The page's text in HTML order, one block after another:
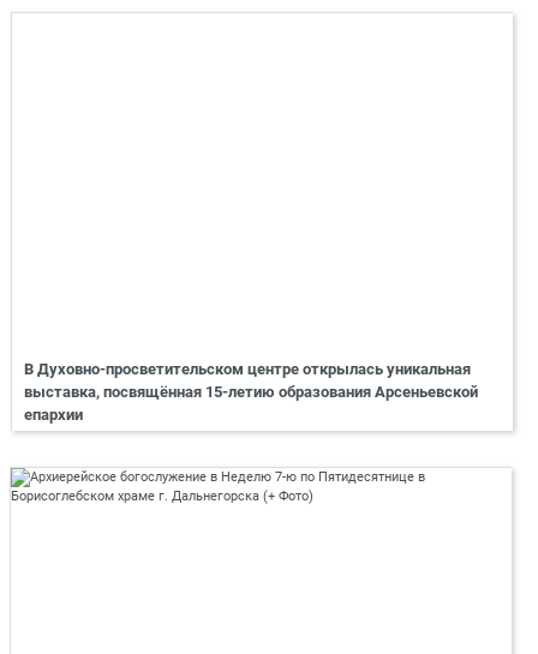
В Духовно-просветительском центре открылась уникальная
выставка, посвящённая 15-летию образования Арсеньевской
епархии